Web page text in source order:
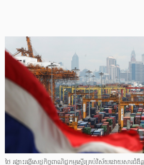
ថៃ រង្គោះរង្គើសេដ្ឋកិច្ចពាណិជ្ជកម្មស្ទើរគ្រប់វិស័យដោយសារជំ